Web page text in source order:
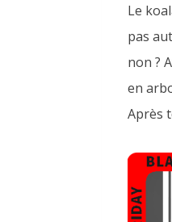
Le
pas
non ?
en
Après